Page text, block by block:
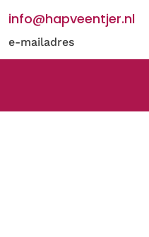
info@hapveentjer.nl
e-mailadres